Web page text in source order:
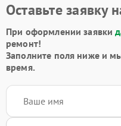
Оставьте заявку
При оформлении заявки
ремонт!
Заполните поля ниже и
время.